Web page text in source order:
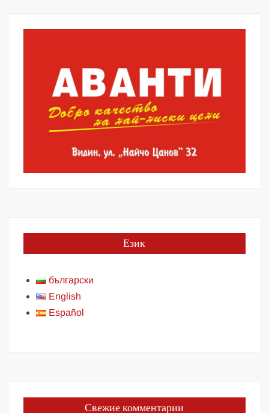
Език
български
English
Español
Свежие комментарии